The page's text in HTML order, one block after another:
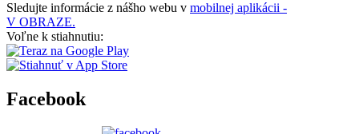
Sledujte informácie z nášho webu v mobilnej aplikácii -
V OBRAZE.
Voľne k stiahnutiu:
Facebook